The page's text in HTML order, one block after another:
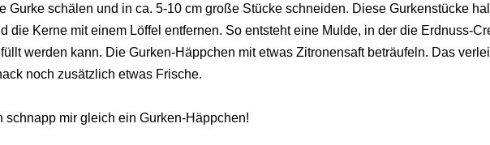
Gurke schälen und in ca. 5-10 cm große Stücke schneiden. Diese Gurkenstücke
die Kerne mit einem Löffel entfernen. So entsteht eine Mulde, in der die Erdnuss-
werden kann. Die Gurken-Häppchen mit etwas Zitronensaft beträufeln. Das
noch zusätzlich etwas Frische.
schnapp mir gleich ein Gurken-Häppchen!